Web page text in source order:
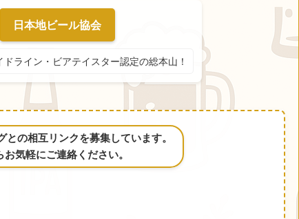
日本地ビール協会
ドライン・ビアテイスター認定の総本山！
の相互リンクを募集しています。
気軽にご連絡ください。